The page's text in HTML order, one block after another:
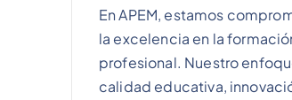
En APEM, estamos
la excelencia en la
profesional. Nuestro
calidad educativa,